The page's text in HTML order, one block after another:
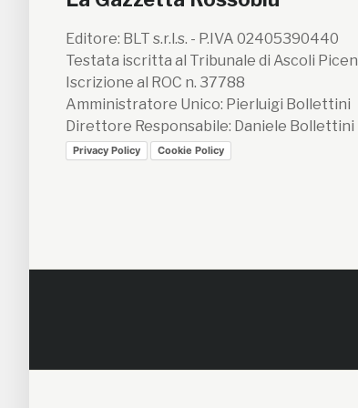
Editore: BLT s.r.l.s. - P.IVA 02405390440
Testata iscritta al Tribunale di Ascoli
Iscrizione al ROC n. 37788
Amministratore Unico: Pierluigi Bollettini
Direttore Responsabile: Daniele Bollettini
Privacy Policy Cookie Policy